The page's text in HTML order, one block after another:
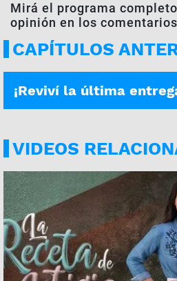
Mirá el programa
opinión en los
CAPÍTULOS
URUGUAYOS EN EL MUNDO | 16-10
¡Reviví la última
VIDEOS